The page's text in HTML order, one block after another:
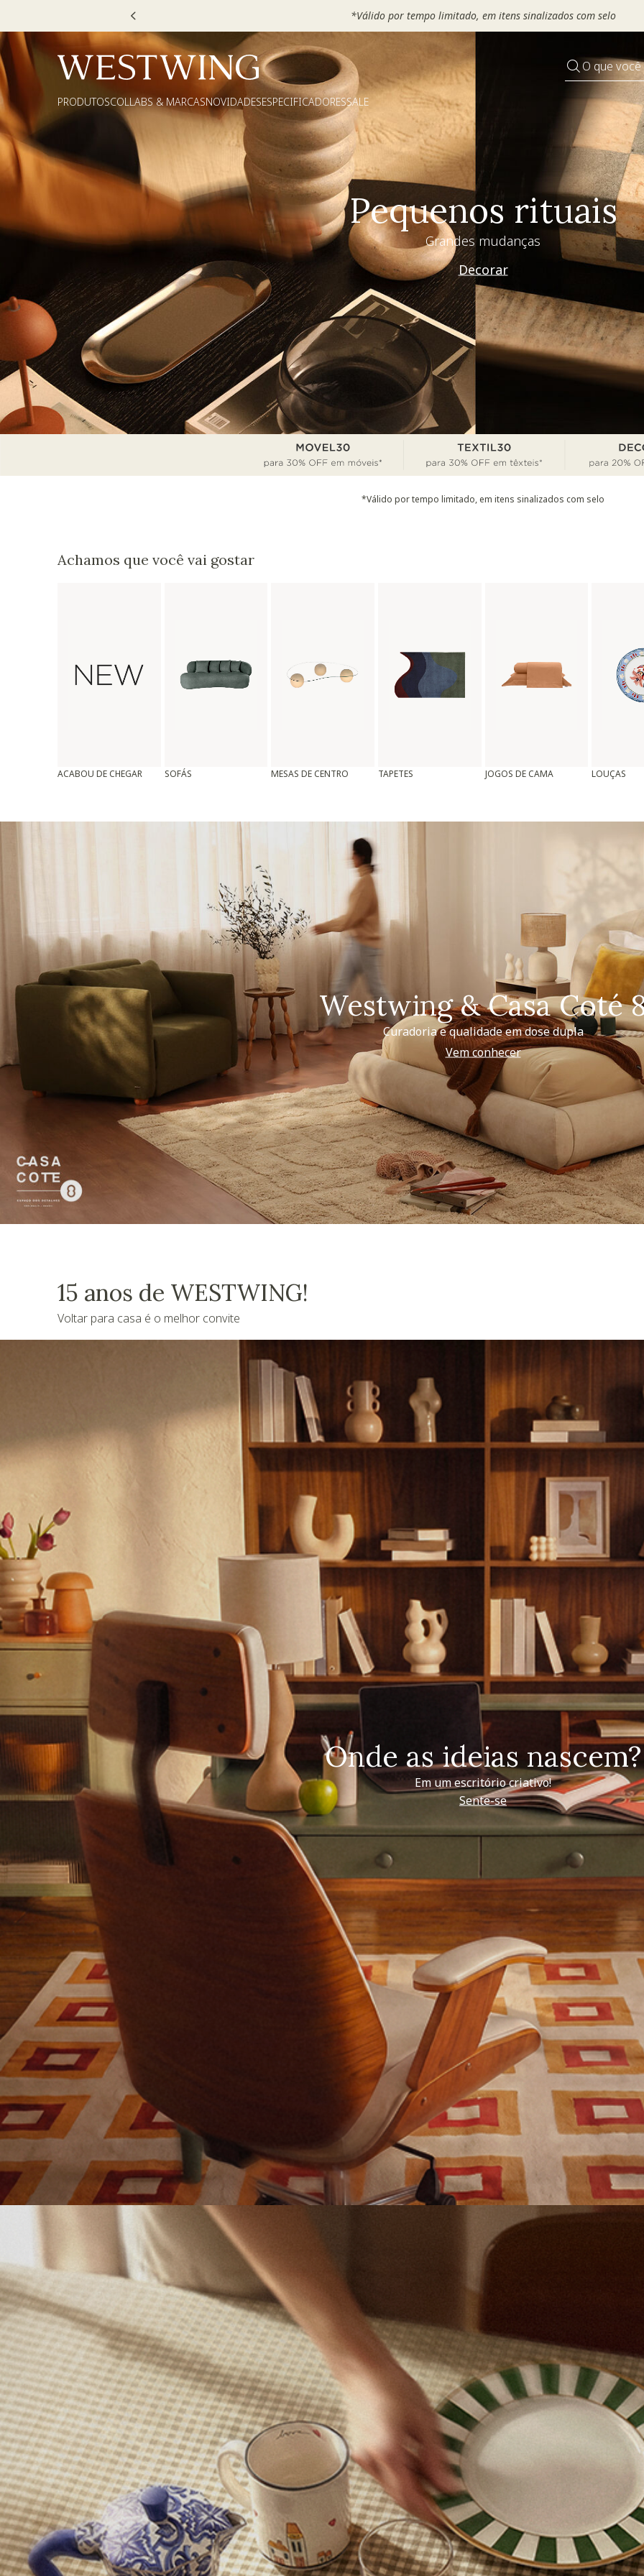
*Válido por tempo limitado, em itens sinalizados com selo
O que
PRODUTOSCOLLABS & MARCASNOVIDADESESPECIFICADORESSALE
Pequenos rituais
Grandes mudanças
Decorar
*Válido por tempo limitado, em itens sinalizados com selo
Achamos que você vai gostar
ACABOU DE CHEGAR SOFÁS MESAS DE CENTRO TAPETES JOGOS DE CAMA LOUÇAS
Westwing & Casa Coté
Curadoria e qualidade em dose dupla
Vem conhecer
15 anos de WESTWING!
Voltar para casa é o melhor convite
Onde as ideias nascem?
Em um escritório criativo!
Sente-se